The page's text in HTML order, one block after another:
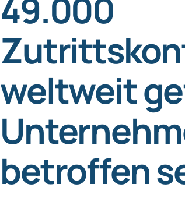
49.000
weltweit
betroffen